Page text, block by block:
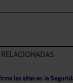
las altas en la